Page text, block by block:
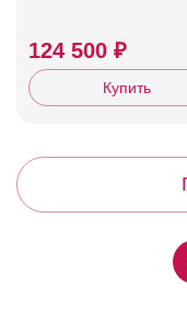
124 500 ₽
Купить